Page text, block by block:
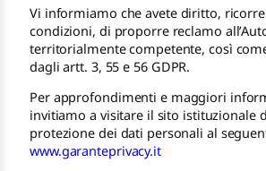
Vi informiamo che avete diritto,
condizioni, di proporre reclamo
territorialmente competente, così
dagli artt. 3, 55 e 56 GDPR.
Per approfondimenti e maggiori
invitiamo a visitare il sito istituzionale
protezione dei dati personali al
www.garanteprivacy.it